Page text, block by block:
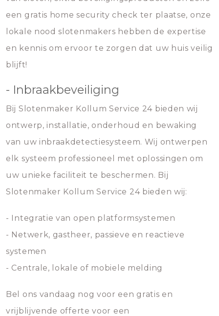
een gratis home security check ter plaatse, onze
lokale nood slotenmakers hebben de expertise
en kennis om ervoor te zorgen dat uw huis veilig
blijft!
- Inbraakbeveiliging
Bij Slotenmaker Kollum Service 24 bieden wij
ontwerp, installatie, onderhoud en bewaking
van uw inbraakdetectiesysteem. Wij ontwerpen
elk systeem professioneel met oplossingen om
uw unieke faciliteit te beschermen. Bij
Slotenmaker Kollum Service 24 bieden wij:
- Integratie van open platformsystemen
- Netwerk, gastheer, passieve en reactieve
systemen
- Centrale, lokale of mobiele melding
Bel ons vandaag nog voor een gratis en
vrijblijvende offerte voor een